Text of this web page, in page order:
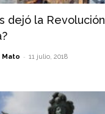
dejó la Revolución
Mato - 11 julio, 2018